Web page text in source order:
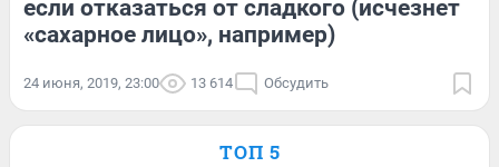
если отказаться от сладкого (исчезнет
«сахарное лицо», например)
24 июня, 2019, 23:00 13 614 Обсудить
ТОП 5